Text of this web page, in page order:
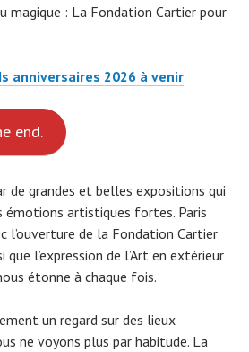
magique : La Fondation Cartier pour
anniversaires 2026 à venir
end.
de grandes et belles expositions qui
artistiques fortes. Paris
l’ouverture de la Fondation Cartier
que l’expression de l’Art en extérieur
étonne à chaque fois.
un regard sur des lieux
ne voyons plus par habitude. La